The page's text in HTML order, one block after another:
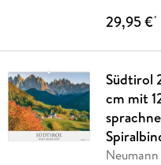
29,95 €*
Südtirol
cm mit